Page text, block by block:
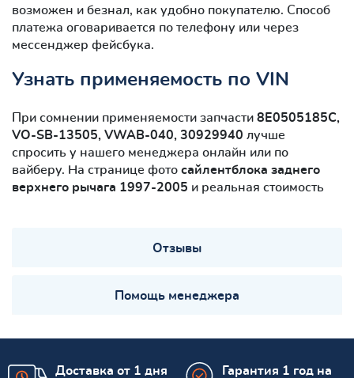
возможен и безнал, как удобно покупателю. Способ
платежа оговаривается по телефону или через
мессенджер фейсбука.
Узнать применяемость по VIN
При сомнении применяемости запчасти 8E0505185C,
VO-SB-13505, VWAB-040, 30929940 лучше
спросить у нашего менеджера онлайн или по
вайберу. На странице фото сайлентблокa заднего
верхнего рычага 1997-2005 и реальная стоимость
Отзывы
Помощь менеджера
Доставка от 1 дня
Гарантия 1 год на